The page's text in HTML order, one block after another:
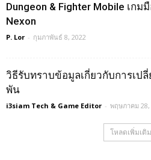
Dungeon & Fighter Mobile เก
Nexon
P. Lor - กุมภาพันธ์ 8, 2022
วิธีรับทราบข้อมูลเกี่ยวกับการเป
พัน
i3siam Tech & Game Editor - พฤษภาคม 28,
โหลดเพิ่มเติม